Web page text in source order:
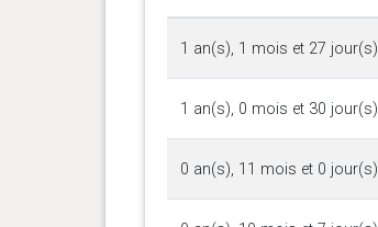
1 an(s), 1 mois et 27 jour(s)
1 an(s), 0 mois et 30 jour(s)
0 an(s), 11 mois et 0 jour(s)